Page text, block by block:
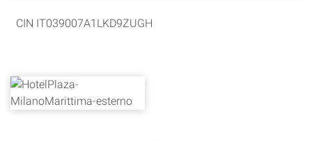
CIN IT039007A1LKD9ZUGH